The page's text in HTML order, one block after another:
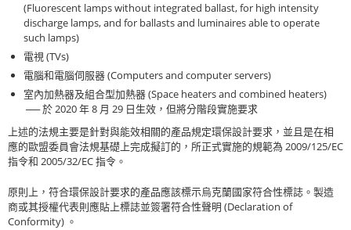
(Fluorescent lamps without integrated ballast, for high intensity
discharge lamps, and for ballasts and luminaires able to operate
such lamps)
電視 (TVs)
電腦和電腦伺服器 (Computers and computer servers)
室內加熱器及組合型加熱器 (Space heaters and combined heaters)
──於 2020 年 8 月 29 日生效，但將分階段實施要求
上述的法規主要是針對與能效相關的產品規定環保設計要求，並且是在相
應的歐盟委員會法規基礎上完成擬訂的，所正式實施的規範為 2009/125/EC
指令和 2005/32/EC 指令 。
原則上，符合環保設計要求的產品應該標示烏克蘭國家符合性標誌。製造
商或其授權代表則應貼上標誌並簽署符合性聲明 (Declaration of
Conformity) 。